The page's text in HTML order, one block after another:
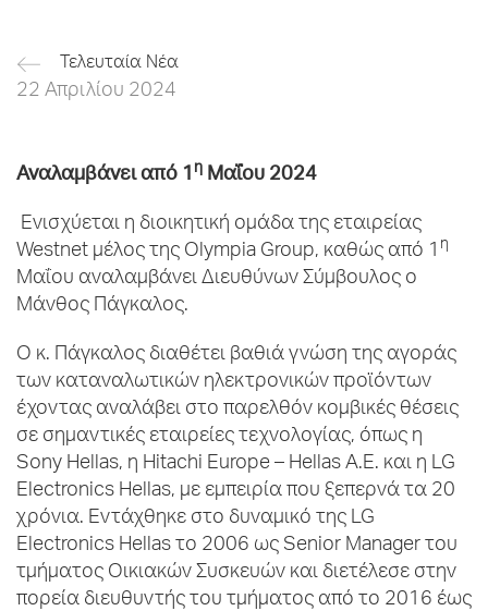
Τελευταία Νέα
22 Απριλίου 2024
Αναλαμβάνει από 1 η Μαΐου 2024
Ενισχύεται η διοικητική ομάδα της εταιρείας
Westnet μέλος της Olympia Group, καθώς από 1 η
Μαΐου αναλαμβάνει Διευθύνων Σύμβουλος ο
Μάνθος Πάγκαλος.
Ο κ. Πάγκαλος διαθέτει βαθιά γνώση της αγοράς
των καταναλωτικών ηλεκτρονικών προϊόντων
έχοντας αναλάβει στο παρελθόν κομβικές θέσεις
σε σημαντικές εταιρείες τεχνολογίας, όπως η
Sony Hellas, η Hitachi Europe – Hellas Α.Ε. και η LG
Electronics Hellas, με εμπειρία που ξεπερνά τα 20
χρόνια. Εντάχθηκε στο δυναμικό της LG
Electronics Hellas το 2006 ως Senior Manager του
τμήματος Οικιακών Συσκευών και διετέλεσε στην
πορεία διευθυντής του τμήματος από το 2016 έως